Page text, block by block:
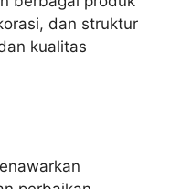
dan struktur
kualitas